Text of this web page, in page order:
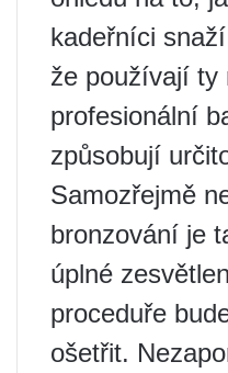
kadeřníci
že používají ty
profesionální
způsobují
Samozřejmě
bronzování je
úplné
proceduře
ošetřit.